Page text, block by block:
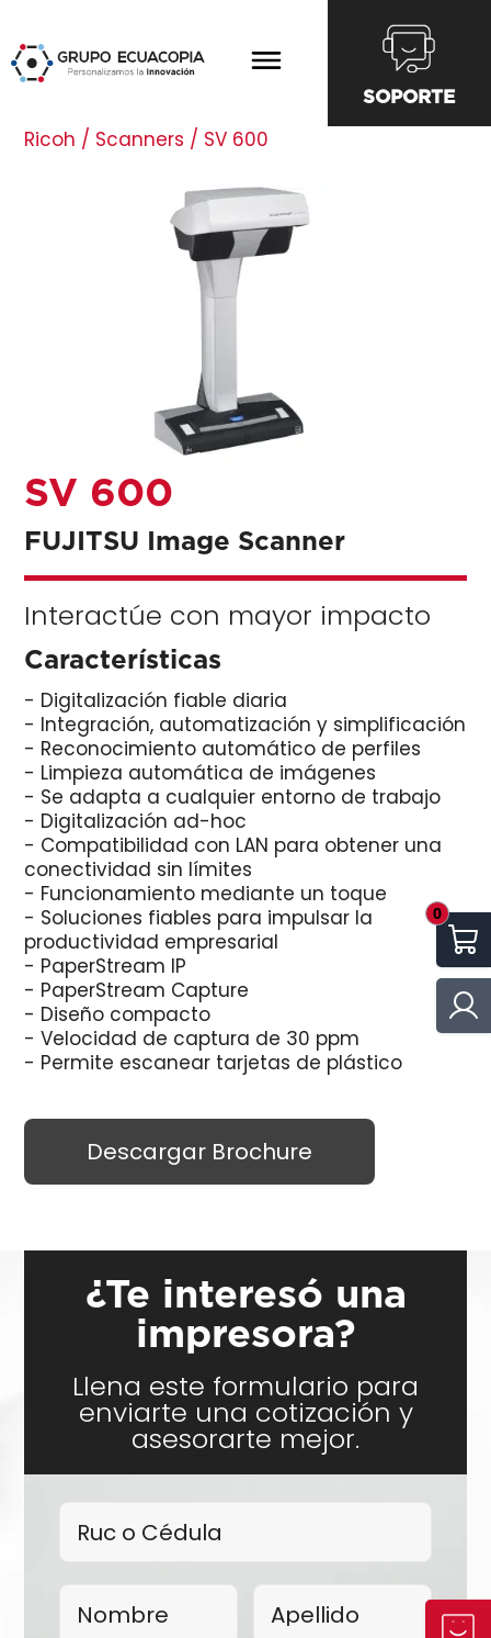
0
SOPORTE
Ricoh / Scanners / SV 600
SV 600
FUJITSU Image Scanner
Interactúe con mayor impacto
Características
- Digitalización fiable diaria
- Integración, automatización y simplificación
- Reconocimiento automático de perfiles
- Limpieza automática de imágenes
- Se adapta a cualquier entorno de trabajo
- Digitalización ad-hoc
- Compatibilidad con LAN para obtener una
conectividad sin límites
- Funcionamiento mediante un toque
- Soluciones fiables para impulsar la
productividad empresarial
- PaperStream IP
- PaperStream Capture
- Diseño compacto
- Velocidad de captura de 30 ppm
- Permite escanear tarjetas de plástico
Descargar Brochure
¿Te interesó una
impresora?
Llena este formulario para
enviarte una cotización y
asesorarte mejor.